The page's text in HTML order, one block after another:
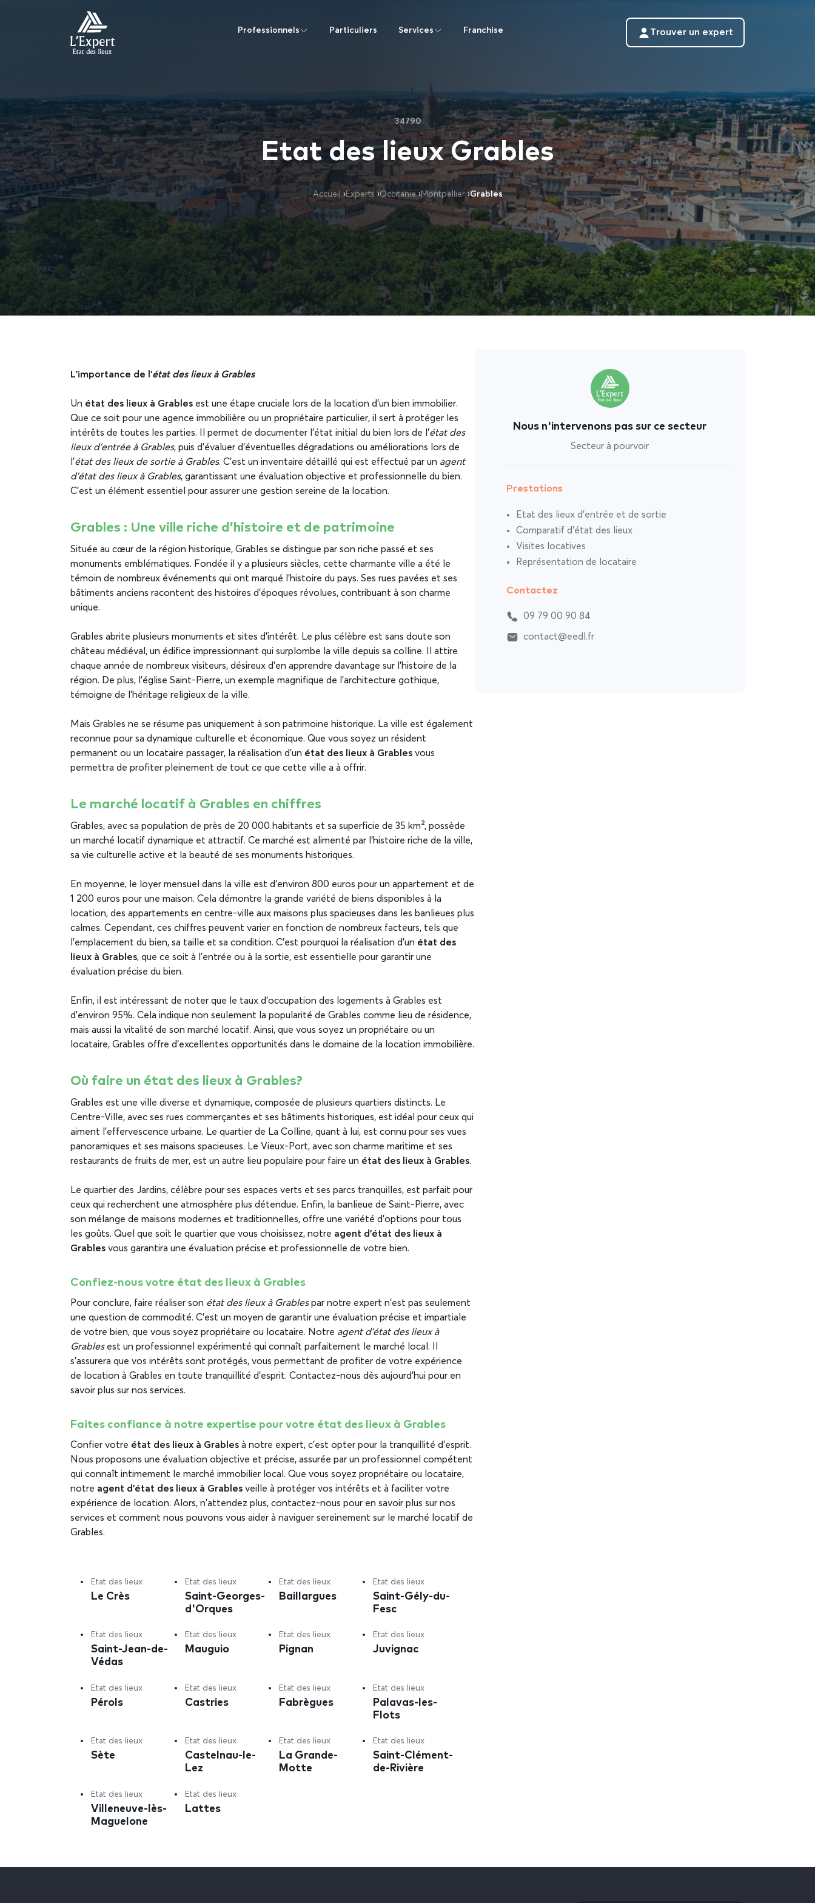
Professionnels Particuliers Services Franchise Trouver un expert
34790
Etat des lieux Grables
Accueil ›Experts ›Occitanie ›Montpellier ›Grables
L’importance de l’état des lieux à Grables
Un état des lieux à Grables est une étape cruciale lors de la location d’un bien immobilier.
Que ce soit pour une agence immobilière ou un propriétaire particulier, il sert à protéger les
intérêts de toutes les parties. Il permet de documenter l’état initial du bien lors de l’état des
lieux d’entrée à Grables, puis d’évaluer d’éventuelles dégradations ou améliorations lors de
l’état des lieux de sortie à Grables. C’est un inventaire détaillé qui est effectué par un agent
d’état des lieux à Grables, garantissant une évaluation objective et professionnelle du bien.
C’est un élément essentiel pour assurer une gestion sereine de la location.
Grables : Une ville riche d’histoire et de patrimoine
Située au cœur de la région historique, Grables se distingue par son riche passé et ses
monuments emblématiques. Fondée il y a plusieurs siècles, cette charmante ville a été le
témoin de nombreux événements qui ont marqué l’histoire du pays. Ses rues pavées et ses
bâtiments anciens racontent des histoires d’époques révolues, contribuant à son charme
unique.
Grables abrite plusieurs monuments et sites d’intérêt. Le plus célèbre est sans doute son
château médiéval, un édifice impressionnant qui surplombe la ville depuis sa colline. Il attire
chaque année de nombreux visiteurs, désireux d’en apprendre davantage sur l’histoire de la
région. De plus, l’église Saint-Pierre, un exemple magnifique de l’architecture gothique,
témoigne de l’héritage religieux de la ville.
Mais Grables ne se résume pas uniquement à son patrimoine historique. La ville est également
reconnue pour sa dynamique culturelle et économique. Que vous soyez un résident
permanent ou un locataire passager, la réalisation d’un état des lieux à Grables vous
permettra de profiter pleinement de tout ce que cette ville a à offrir.
Le marché locatif à Grables en chiffres
Grables, avec sa population de près de 20 000 habitants et sa superficie de 35 km², possède
un marché locatif dynamique et attractif. Ce marché est alimenté par l’histoire riche de la ville,
sa vie culturelle active et la beauté de ses monuments historiques.
En moyenne, le loyer mensuel dans la ville est d’environ 800 euros pour un appartement et de
1 200 euros pour une maison. Cela démontre la grande variété de biens disponibles à la
location, des appartements en centre-ville aux maisons plus spacieuses dans les banlieues plus
calmes. Cependant, ces chiffres peuvent varier en fonction de nombreux facteurs, tels que
l’emplacement du bien, sa taille et sa condition. C’est pourquoi la réalisation d’un état des
lieux à Grables, que ce soit à l’entrée ou à la sortie, est essentielle pour garantir une
évaluation précise du bien.
Enfin, il est intéressant de noter que le taux d’occupation des logements à Grables est
d’environ 95%. Cela indique non seulement la popularité de Grables comme lieu de résidence,
mais aussi la vitalité de son marché locatif. Ainsi, que vous soyez un propriétaire ou un
locataire, Grables offre d’excellentes opportunités dans le domaine de la location immobilière.
Où faire un état des lieux à Grables?
Grables est une ville diverse et dynamique, composée de plusieurs quartiers distincts. Le
Centre-Ville, avec ses rues commerçantes et ses bâtiments historiques, est idéal pour ceux qui
aiment l’effervescence urbaine. Le quartier de La Colline, quant à lui, est connu pour ses vues
panoramiques et ses maisons spacieuses. Le Vieux-Port, avec son charme maritime et ses
restaurants de fruits de mer, est un autre lieu populaire pour faire un état des lieux à Grables.
Le quartier des Jardins, célèbre pour ses espaces verts et ses parcs tranquilles, est parfait pour
ceux qui recherchent une atmosphère plus détendue. Enfin, la banlieue de Saint-Pierre, avec
son mélange de maisons modernes et traditionnelles, offre une variété d’options pour tous
les goûts. Quel que soit le quartier que vous choisissez, notre agent d’état des lieux à
Grables vous garantira une évaluation précise et professionnelle de votre bien.
Confiez-nous votre état des lieux à Grables
Pour conclure, faire réaliser son état des lieux à Grablespar notre expert n’est pas seulement
une question de commodité. C’est un moyen de garantir une évaluation précise et impartiale
de votre bien, que vous soyez propriétaire ou locataire. Notre agent d’état des lieux à
Grablesest un professionnel expérimenté qui connaît parfaitement le marché local. Il
s’assurera que vos intérêts sont protégés, vous permettant de profiter de votre expérience
de location à Grables en toute tranquillité d’esprit. Contactez-nous dès aujourd’hui pour en
savoir plus sur nos services.
Faites confiance à notre expertise pour votre état des lieux à Grables
Confier votre état des lieux à Grables à notre expert, c’est opter pour la tranquillité d’esprit.
Nous proposons une évaluation objective et précise, assurée par un professionnel compétent
qui connaît intimement le marché immobilier local. Que vous soyez propriétaire ou locataire,
notre agent d’état des lieux à Grables veille à protéger vos intérêts et à faciliter votre
expérience de location. Alors, n’attendez plus, contactez-nous pour en savoir plus sur nos
services et comment nous pouvons vous aider à naviguer sereinement sur le marché locatif de
Grables.
Etat des lieux
Le Crès
Etat des lieux
Saint-Georges-
d'Orques
Etat des lieux
Baillargues
Etat des lieux
Saint-Gély-du-
Fesc
Etat des lieux
Saint-Jean-de-
Védas
Etat des lieux
Mauguio
Etat des lieux
Pignan
Etat des lieux
Juvignac
Etat des lieux
Pérols
Etat des lieux
Castries
Etat des lieux
Fabrègues
Etat des lieux
Palavas-les-
Flots
Etat des lieux
Sète
Etat des lieux
Castelnau-le-
Lez
Etat des lieux
La Grande-
Motte
Etat des lieux
Saint-Clément-
de-Rivière
Etat des lieux
Villeneuve-lès-
Maguelone
Etat des lieux
Lattes
Nous n'intervenons pas sur ce secteur
Secteur à pourvoir
Prestations
Etat des lieux d’entrée et de sortie
Comparatif d’état des lieux
Visites locatives
Représentation de locataire
Contactez
09 79 00 90 84
contact@eedl.fr